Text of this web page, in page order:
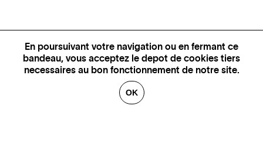
En poursuivant votre navigation ou en fermant ce
bandeau, vous acceptez le depot de cookies tiers
necessaires au bon fonctionnement de notre site.
OK